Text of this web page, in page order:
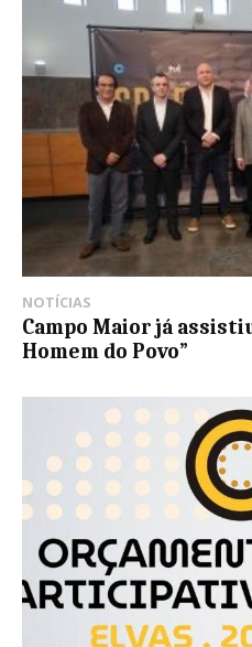
NOTÍCIAS
Campo Maior já
Homem do Povo”